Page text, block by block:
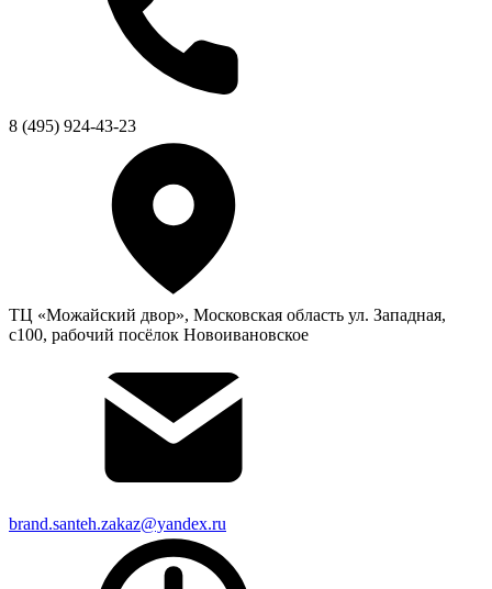
8 (495) 924-43-23
ТЦ «Можайский двор», Московская область ул. Западная,
с100, рабочий посёлок Новоивановское
brand.santeh.zakaz@yandex.ru